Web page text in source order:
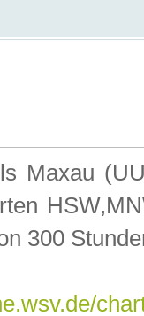
Maxau
300